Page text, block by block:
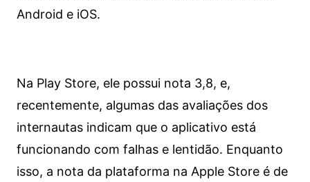
Android e iOS.
Na Play Store, ele possui nota 3,8, e,
recentemente, algumas das avaliações dos
internautas indicam que o aplicativo está
funcionando com falhas e lentidão. Enquanto
isso, a nota da plataforma na Apple Store é de